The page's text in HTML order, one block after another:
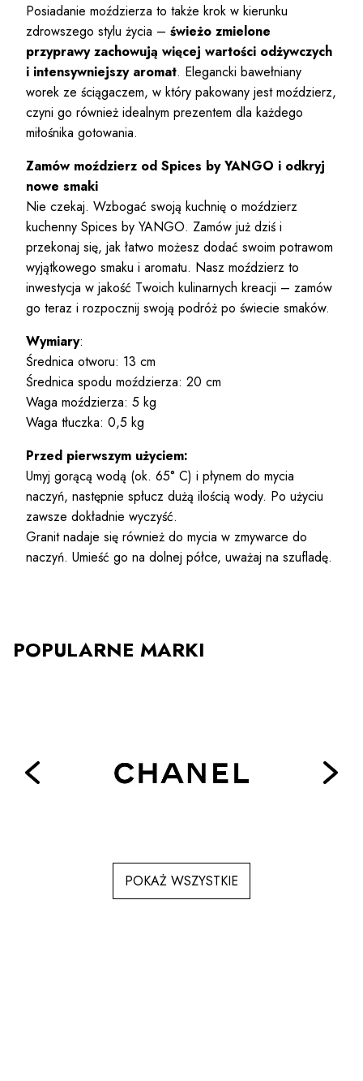
Posiadanie moździerza to także krok w kierunku
zdrowszego stylu życia – świeżo zmielone
przyprawy zachowują więcej wartości odżywczych
i intensywniejszy aromat. Elegancki bawełniany
worek ze ściągaczem, w który pakowany jest moździerz,
czyni go również idealnym prezentem dla każdego
miłośnika gotowania.
Zamów moździerz od Spices by YANGO i odkryj
nowe smaki
Nie czekaj. Wzbogać swoją kuchnię o moździerz
kuchenny Spices by YANGO. Zamów już dziś i
przekonaj się, jak łatwo możesz dodać swoim potrawom
wyjątkowego smaku i aromatu. Nasz moździerz to
inwestycja w jakość Twoich kulinarnych kreacji – zamów
go teraz i rozpocznij swoją podróż po świecie smaków.
Wymiary:
Średnica otworu: 13 cm
Średnica spodu moździerza: 20 cm
Waga moździerza: 5 kg
Waga tłuczka: 0,5 kg
Przed pierwszym użyciem:
Umyj gorącą wodą (ok. 65° C) i płynem do mycia
naczyń, następnie spłucz dużą ilością wody. Po użyciu
zawsze dokładnie wyczyść.
Granit nadaje się również do mycia w zmywarce do
naczyń. Umieść go na dolnej półce, uważaj na szufladę.
POPULARNE MARKI
POKAŻ WSZYSTKIE